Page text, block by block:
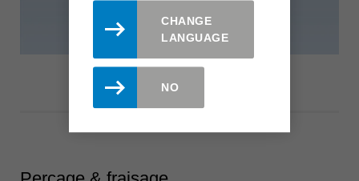
CHANGE
LANGUAGE
NO